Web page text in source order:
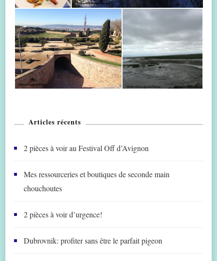
Articles récents
2 pièces à voir au Festival Off d’Avignon
Mes ressourceries et boutiques de seconde main
chouchoutes
2 pièces à voir d’urgence!
Dubrovnik: profiter sans être le parfait pigeon